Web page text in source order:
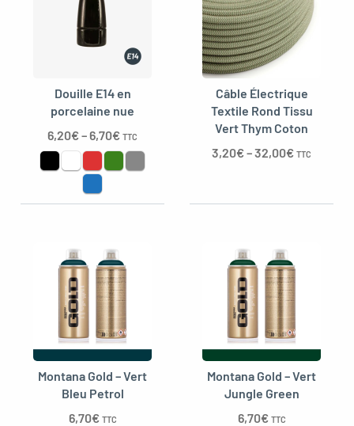
Douille E14 en
porcelaine nue
6,20€–6,70€ TTC
Câble Électrique
Textile Rond Tissu
Vert Thym Coton
3,20€–32,00€ TTC
Montana Gold – Vert
Bleu Petrol
6,70€ TTC
Montana Gold – Vert
Jungle Green
6,70€ TTC